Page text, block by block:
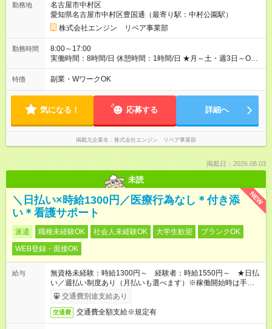
交通費規定支給 ◆残業手当あり ◆子供手当あり ◆宿泊手当あり
(2000円/1日) ※宿泊を伴う現場の場合 ◆先輩スタッフの給与例
﹋﹋﹋﹋﹋﹋﹋﹋﹋﹋﹋ ・週5日勤務Aさん ＞＞日給11，000円
×20勤務 ＞＞月収22万円＋諸手当 【試用期間】試用期間あり 試
用期間の長さ：6ヶ月 ※ 雇用形態と給与に、本採用時と異なる部
分があります。 雇用形態：本採用時と同じです。 給与：日
円 121勤務目から日給1万1，000円～ となります。
::::: ::::: ::::: ::::: ::::: ::::::
勤務地
名古屋市中村区
愛知県名古屋市中村区豊国通（最寄り駅：中村公園駅）
株式会社エンジン リペア事業部
勤務時間
8:00～17:00
実働時間：8時間/日 休憩時間：1時間/日 ★月～土・週3日～OK
★週4～5日入れる方大歓迎！※日時相談OK ★時期により連休取
得も可能！ ＼毎月希望シフト提出で働きやすい！／ 毎月20日ま
談OK
特徴 副業・WワークOK
気になる！ 応募する 詳細へ
掲載元企業名 株式会社エンジン リペア事業部
掲載日：2026.08.03
未読
NEW
＼日払い×時給1300円／医療行為なし＊付き添
い＊看護サポート
派遣 職種未経験OK 社会人未経験OK 大学生歓迎
ブランクOK
WEB登録・面接OK
給与
無資格未経験：時給1300円～ 経験者：時給1550円～ ★日払
い／週払い制度あり（月払いも選べます）※稼働開始時は手続き
完了次第のお支払いとなります。
交通費別途支給あり
交通費 交通費全額支給※規定有